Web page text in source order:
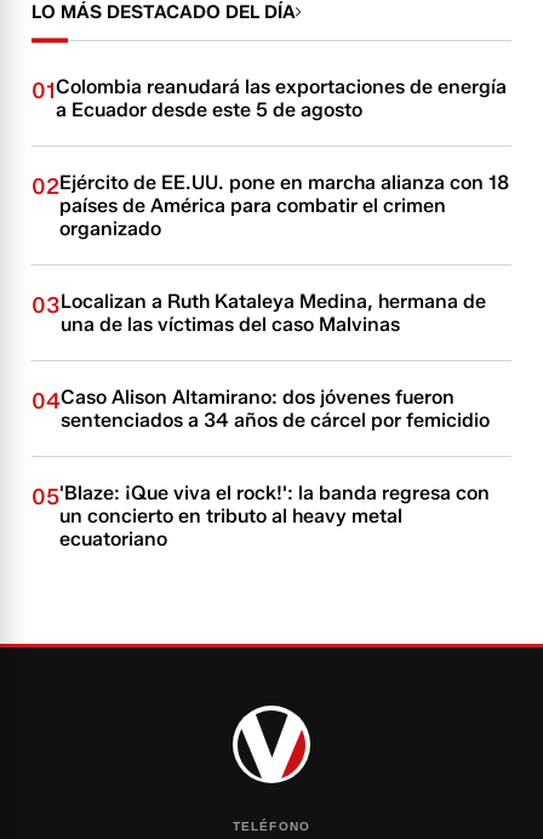
LO MÁS DESTACADO DEL DÍA
01Colombia reanudará las exportaciones de energía
a Ecuador desde este 5 de agosto
02Ejército de EE.UU. pone en marcha alianza con 18
países de América para combatir el crimen
organizado
03Localizan a Ruth Kataleya Medina, hermana de
una de las víctimas del caso Malvinas
04Caso Alison Altamirano: dos jóvenes fueron
sentenciados a 34 años de cárcel por femicidio
05'Blaze: ¡Que viva el rock!': la banda regresa con
un concierto en tributo al heavy metal
ecuatoriano
TELÉFONO